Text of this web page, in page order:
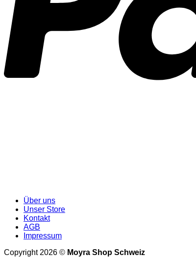
Über uns
Unser Store
Kontakt
AGB
Impressum
Copyright 2026 © Moyra Shop Schweiz